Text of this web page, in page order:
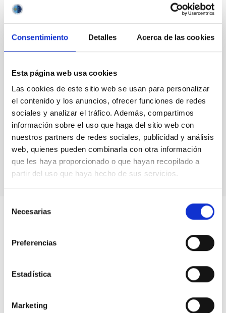
Consentimiento Detalles Acerca de las cookies
Esta página web usa cookies
Las cookies de este sitio web se usan para personalizar
el contenido y los anuncios, ofrecer funciones de redes
sociales y analizar el tráfico. Además, compartimos
información sobre el uso que haga del sitio web con
nuestros partners de redes sociales, publicidad y análisis
web, quienes pueden combinarla con otra información
que les haya proporcionado o que hayan recopilado a
partir del uso que haya hecho de sus servicios.
Necesarias
Preferencias
Estadística
Marketing
Actividades con niños y niñas saharauis en el MCC y
Teachers at sunset with Teide in the background